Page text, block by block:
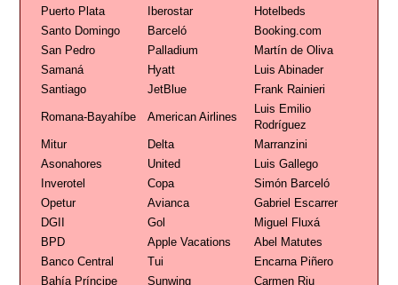
Puerto Plata
Iberostar
Hotelbeds
Santo Domingo
Barceló
Booking.com
San Pedro
Palladium
Martín de Oliva
Samaná
Hyatt
Luis Abinader
Santiago
JetBlue Frank Rainieri
Romana-Bayahíbe American Airlines
Luis Emilio
Rodríguez
Mitur
Delta
Marranzini
Asonahores
United
Luis Gallego
Inverotel
Copa
Simón Barceló
Opetur
Avianca
Gabriel Escarrer
DGII
Gol
Miguel Fluxá
BPD
Apple Vacations
Abel Matutes
Banco Central
Tui
Encarna Piñero
Bahía Príncipe
Sunwing
Carmen Riu